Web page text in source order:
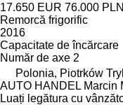
17.650 EUR 76.000 PLN
Remorcă frigorific
2016
Capacitate de încărcare
Număr de axe 2
Polonia, Piotrków
AUTO HANDEL Marcin
Luați legătura cu